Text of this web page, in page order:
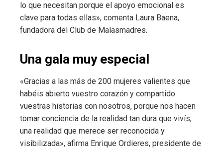
lo que necesitan porque el apoyo emocional es
clave para todas ellas», comenta Laura Baena,
fundadora del Club de Malasmadres.
Una gala muy especial
«Gracias a las más de 200 mujeres valientes que
habéis abierto vuestro corazón y compartido
vuestras historias con nosotros, porque nos hacen
tomar conciencia de la realidad tan dura que vivís,
una realidad que merece ser reconocida y
visibilizada», afirma Enrique Ordieres, presidente de